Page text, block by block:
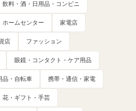
飲料・酒・日用品・コンビニ
ホームセンター 家電店
店 ファッション
眼鏡・コンタクト・ケア用品
品・自転車 携帯・通信・家電
花・ギフト・手芸